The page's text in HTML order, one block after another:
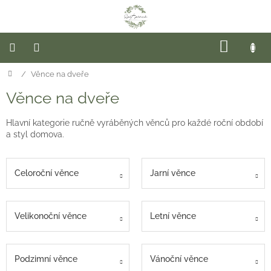
Novinky
Hotové
Věnce
na
Květinové
dekorace
Závěsné
věnce
Domů
/ Věnce na dveře
Věnce na dveře
Hlavní kategorie ručně vyráběných věnců pro každé roční období
a styl domova.
Celoroční věnce Jarní věnce
Velikonoční věnce Letní věnce
Podzimní věnce Vánoční věnce